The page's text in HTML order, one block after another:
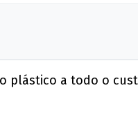
plástico a todo o